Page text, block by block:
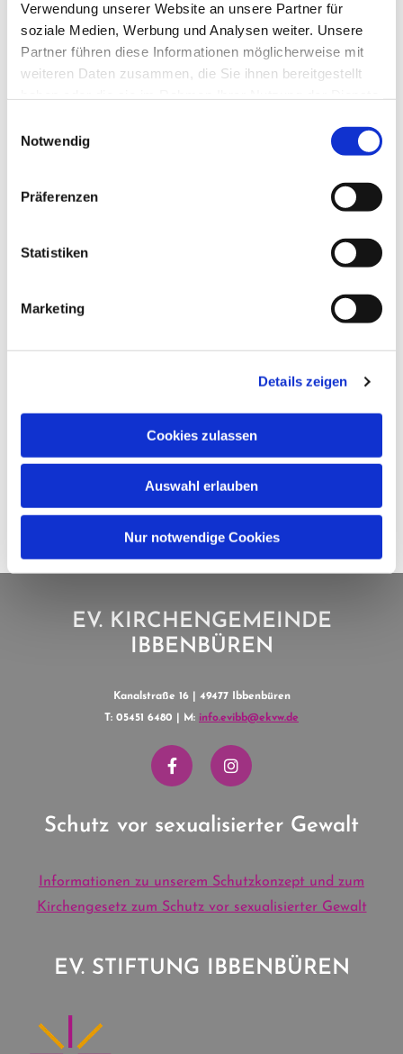
Verwendung unserer Website an unsere Partner für
soziale Medien, Werbung und Analysen weiter. Unsere
Partner führen diese Informationen möglicherweise mit
weiteren Daten zusammen, die Sie ihnen bereitgestellt
Notwendig
Präferenzen
Statistiken
Marketing
Details zeigen
Cookies zulassen
Auswahl erlauben
Nur notwendige Cookies
Dies könnte Sie auch
interessieren
EV. KIRCHENGEMEINDE
IBBENBÜREN
Kanalstraße 16 | 49477 Ibbenbüren
T: 05451 6480 | M: info.evibb@ekvw.de
Schutz vor sexualisierter Gewalt
Informationen zu unserem Schutzkonzept und zum
Kirchengesetz zum Schutz vor sexualisierter Gewalt
EV. STIFTUNG IBBENBÜREN